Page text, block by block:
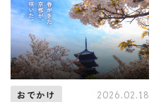
おでかけ 2026.02.18